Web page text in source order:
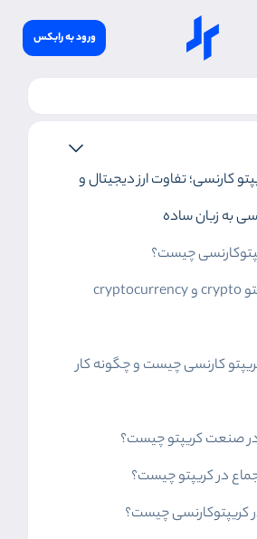
ورود به رابکس
کارنسی؛ تفاوت ارز دیجیتال و
به زبان ساده
چیست؟
معنی کریپتو crypto و cryptocurrency
کارنسی چیست و چگونه کار
صنعت کریپتو چیست؟
در کریپتو چیست؟
کریپتوکارنسی چیست؟